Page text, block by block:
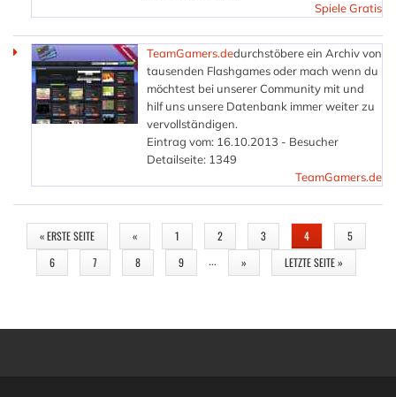
Spiele Gratis
TeamGamers.dedurchstöbere ein Archiv von
tausenden Flashgames oder mach wenn du
möchtest bei unserer Community mit und
hilf uns unsere Datenbank immer weiter zu
vervollständigen.
Eintrag vom: 16.10.2013 - Besucher
Detailseite: 1349
TeamGamers.de
SEITEN
« ERSTE SEITE « 1 2 3 4
5
6
7 8 9 … » LETZTE SEITE »